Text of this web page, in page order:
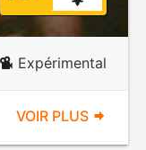
Expérimental
VOIR PLUS